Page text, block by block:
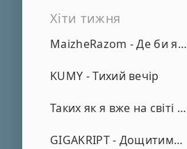
Хіти тижня
MaizheRazom - Де би я не був
KUMY - Тихий вечір
Таких як я вже на світі нема - А. Малярник
GIGAKRIPT - Дощитиме зима